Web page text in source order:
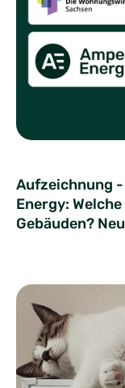
Aufzeichnung -
Energy:
Gebäuden?​